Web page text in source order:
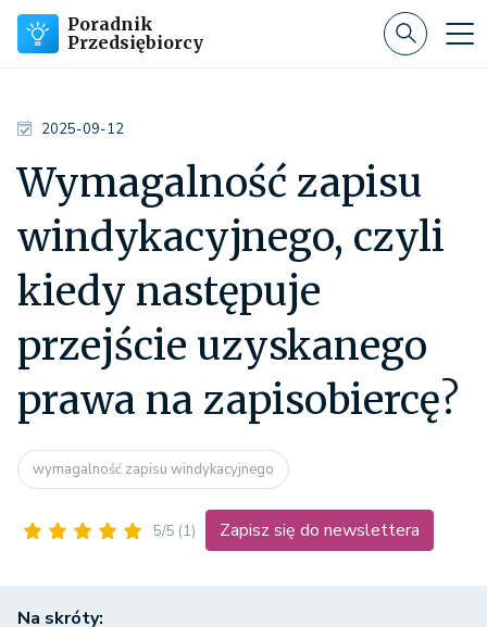
Poradnik
Przedsiębiorcy
2025-09-12
Wymagalność zapisu
windykacyjnego, czyli
kiedy następuje
przejście uzyskanego
prawa na zapisobiercę?
wymagalność zapisu windykacyjnego
5/5 (1) Zapisz się do newslettera
Na skróty: